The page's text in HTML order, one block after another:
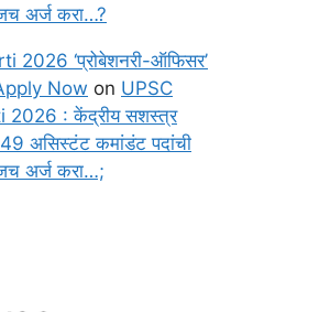
अर्ज करा…?
2026 ‘प्रोबेशनरी-ऑफिसर’
Now on UPSC
2026 : केंद्रीय सशस्त्र
असिस्टंट कमांडंट पदांची
अर्ज करा…;